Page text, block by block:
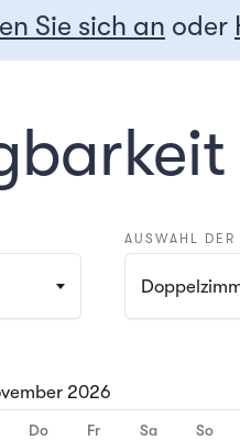
Sie sich an oder
AUSWAHL
2026
Do Fr Sa So